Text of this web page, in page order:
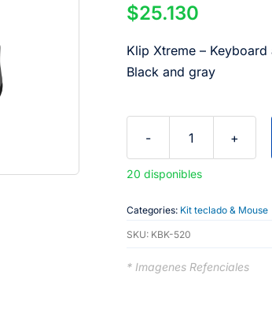
$25.130
Klip Xtreme – Keyboard
Black and gray
Klip
Xtreme
Wireless
GHz
20 disponibles
Categories: Kit teclado & Mouse
SKU: KBK-520
* Imagenes Refenciales